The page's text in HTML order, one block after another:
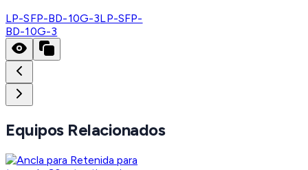
LP-SFP-BD-10G-3LP-SFP-
BD-10G-3
Equipos Relacionados